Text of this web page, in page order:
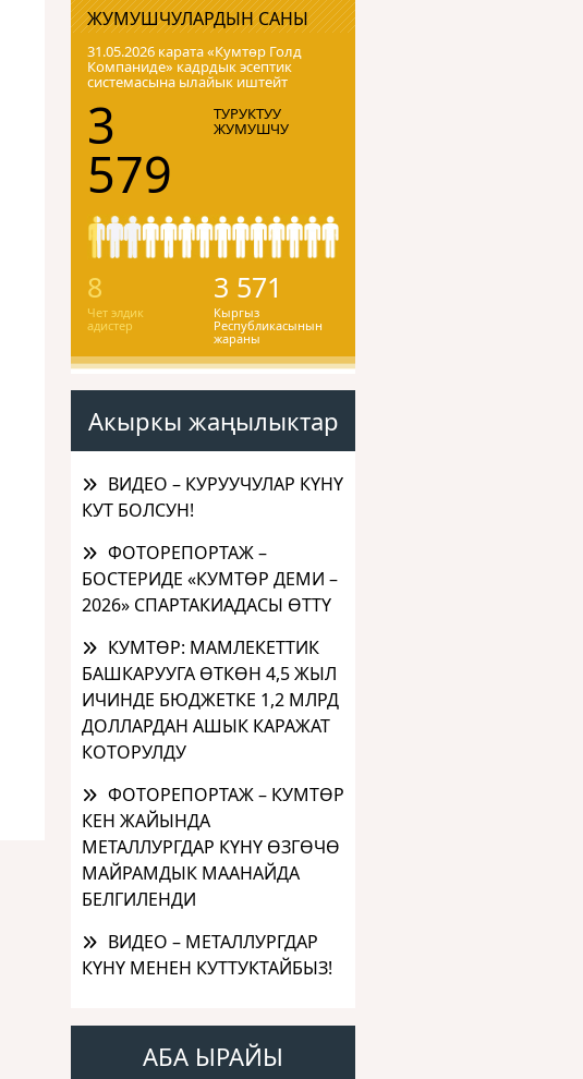
ЖУМУШЧУЛАРДЫН САНЫ
31.05.2026 карата «Кумтɵр Голд
Компаниде» кадрдык эсептик
системасына ылайык иштейт
3
579
ТУРУКТУУ
ЖУМУШЧУ
8
Чет элдик
адистер
3 571
Кыргыз
Республикасынын
жараны
Акыркы жаңылыктар
ВИДЕО – КУРУУЧУЛАР КҮНҮ
КУТ БОЛСУН!
ФОТОРЕПОРТАЖ –
БОСТЕРИДЕ «КУМТӨР ДЕМИ –
2026» СПАРТАКИАДАСЫ ӨТТҮ
КУМТӨР: МАМЛЕКЕТТИК
БАШКАРУУГА ӨТКӨН 4,5 ЖЫЛ
ИЧИНДЕ БЮДЖЕТКЕ 1,2 МЛРД
ДОЛЛАРДАН АШЫК КАРАЖАТ
КОТОРУЛДУ
ФОТОРЕПОРТАЖ – КУМТӨР
КЕН ЖАЙЫНДА
МЕТАЛЛУРГДАР КҮНҮ ӨЗГӨЧӨ
МАЙРАМДЫК МААНАЙДА
БЕЛГИЛЕНДИ
ВИДЕО – МЕТАЛЛУРГДАР
КҮНҮ МЕНЕН КУТТУКТАЙБЫЗ!
АБА ЫРАЙЫ